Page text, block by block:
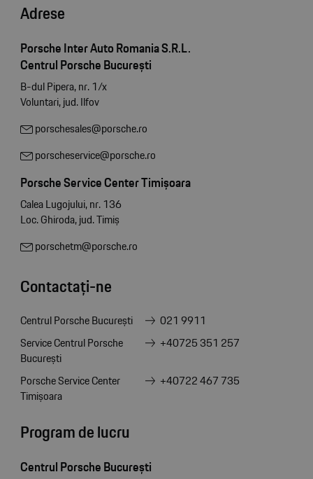
Adrese
Porsche Inter Auto Romania S.R.L.
Centrul Porsche București
B-dul Pipera, nr. 1/x
Voluntari, jud. Ilfov
porschesales@porsche.ro
porscheservice@porsche.ro
Porsche Service Center Timișoara
Calea Lugojului, nr. 136
Loc. Ghiroda, jud. Timiș
porschetm@porsche.ro
Contactați-ne
Centrul Porsche București
021 9911
Service Centrul Porsche
București
+40725 351 257
Porsche Service Center
Timișoara
+40722 467 735
Program de lucru
Centrul Porsche București